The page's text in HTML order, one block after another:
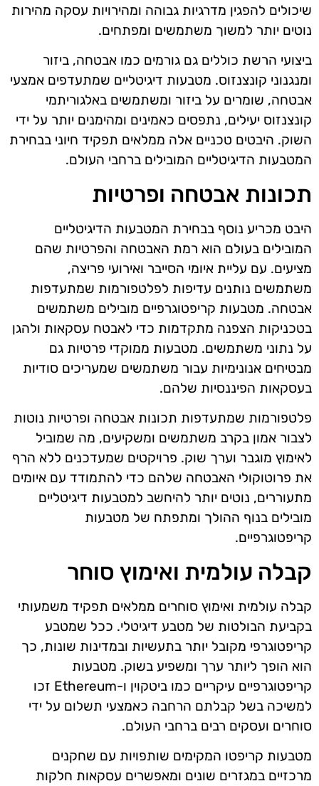
שיכולים להפגין מדרגיות גבוהה ומהירויות עסקה מהירות
נוטים יותר למשוך משתמשים ומפתחים.
ביצועי הרשת כוללים גם גורמים כמו אבטחה, ביזור
ומנגנוני קונצנזוס. מטבעות דיגיטליים שמתעדפים אמצעי
אבטחה, שומרים על ביזור ומשתמשים באלגוריתמי
קונצנזוס יעילים, נתפסים כאמינים ומהימנים יותר על ידי
השוק. היבטים טכניים אלה ממלאים תפקיד חיוני בבחירת
המטבעות הדיגיטליים המובילים ברחבי העולם.
תכונות אבטחה ופרטיות
היבט מכריע נוסף בבחירת המטבעות הדיגיטליים
המובילים בעולם הוא רמת האבטחה והפרטיות שהם
מציעים. עם עליית איומי הסייבר ואירועי פריצה,
משתמשים נותנים עדיפות לפלטפורמות שמתעדפות
אבטחה. מטבעות קריפטוגרפיים מובילים משתמשים
בטכניקות הצפנה מתקדמות כדי לאבטח עסקאות ולהגן
על נתוני משתמשים. מטבעות ממוקדי פרטיות גם
מבטיחים אנונימיות עבור משתמשים שמעריכים סודיות
בעסקאות הפיננסיות שלהם.
פלטפורמות שמתעדפות תכונות אבטחה ופרטיות נוטות
לצבור אמון בקרב משתמשים ומשקיעים, מה שמוביל
לאימוץ מוגבר וערך שוק. פרויקטים שמעדכנים ללא הרף
את פרוטוקולי האבטחה שלהם כדי להתמודד עם איומים
מתעוררים, נוטים יותר להיחשב למטבעות דיגיטליים
מובילים בנוף ההולך ומתפתח של מטבעות
קריפטוגרפיים.
קבלה עולמית ואימוץ סוחר
קבלה עולמית ואימוץ סוחרים ממלאים תפקיד משמעותי
בקביעת הבולטות של מטבע דיגיטלי. ככל שמטבע
קריפטוגרפי מקובל יותר בתעשיות ובמדינות שונות, כך
הוא הופך ליותר ערך ומשפיע בשוק. מטבעות
קריפטוגרפיים עיקריים כמו ביטקוין ו-Ethereum זכו
למשיכה בשל קבלתם הרחבה כאמצעי תשלום על ידי
סוחרים ועסקים רבים ברחבי העולם.
מטבעות קריפטו המקימים שותפויות עם שחקנים
מרכזיים במגזרים שונים ומאפשרים עסקאות חלקות